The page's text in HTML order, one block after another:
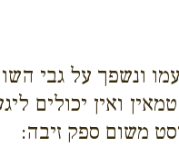
על גבי
ואין יכולים
משום ספק זיבה: